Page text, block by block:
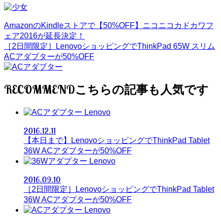
AmazonのKindleストアで【50%OFF】ニコニコカドカワフ
ェア2016が延長決定！
［2日間限定］LenovoショッピングでThinkPad 65W スリム
ACアダプターが50%OFF
RECOMMEND
Lenovo
2016.12.11
【本日まで】LenovoショッピングでThinkPad Tablet
36W ACアダプターが50%OFF
Lenovo
2016.09.10
［2日間限定］LenovoショッピングでThinkPad Tablet
36W ACアダプターが50%OFF
Lenovo